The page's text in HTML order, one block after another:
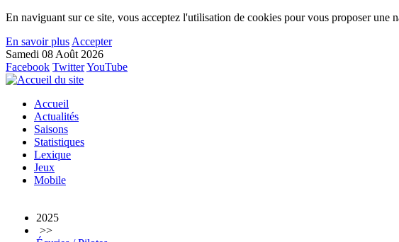
En naviguant sur ce site, vous acceptez l'utilisation de cookies pour vous proposer une
En savoir plus Accepter
Samedi 08 Août 2026
Facebook TwitterYouTube
Accueil
Actualités
Saisons
Statistiques
Lexique
Jeux
Mobile
2025
>>